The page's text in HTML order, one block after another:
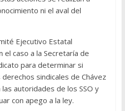
ni el aval del
Ejecutivo Estatal
el caso a la Secretaría de
para determinar si
sindicales de Chávez
autoridades de los SSO y
con apego a la ley.